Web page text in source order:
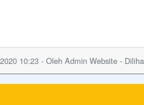
10:23 - Oleh Admin Website -